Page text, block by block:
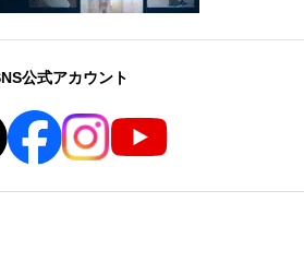
公式アカウント